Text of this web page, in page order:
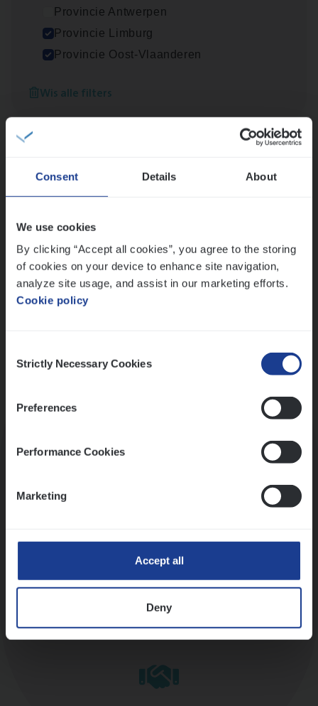
Consent Details About
We use cookies
By clicking “Accept all cookies”, you agree to the storing
of cookies on your device to enhance site navigation,
analyze site usage, and assist in our marketing efforts.
Cookie policy
Selection
Strictly Necessary Cookies
Preferences
Performance Cookies
Marketing
Accept all
Deny
Provincie Antwerpen
Provincie Limburg
Provincie Oost-Vlaanderen
Wis alle filters
Lees onze verhalen
Meer dan collega’s: hoe Julie en Aurélie elkaar
versterken
Mathias houdt van diepgaande dossiers én droge
humor
werk
Ons sollicitatieproces
Diepte-interview met leidinggevende